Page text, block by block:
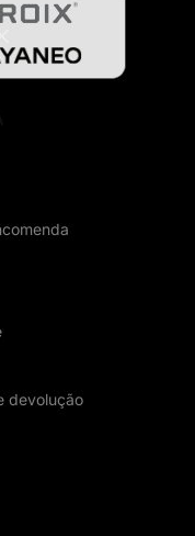
devolução